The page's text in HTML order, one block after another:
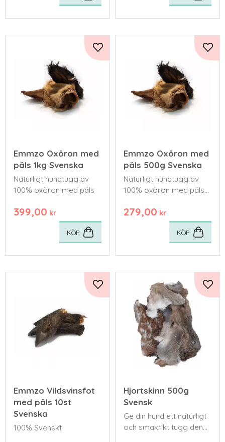
Emmzo Oxöron med
päls 1kg Svenska
Naturligt hundtugg av
100% oxöron med päls
399,00 kr
Lägg till i favoriter
KÖP
Emmzo Oxöron med
päls 500g Svenska
Naturligt hundtugg av
100% oxöron med päls
279,00 kr
KÖP
Emmzo Vildsvinsfot
med päls 10st
Svenska
100% Svenskt
Lägg till i favoriter
Hjortskinn 500g
Svensk
​Ge din hund ett naturligt
och smakrikt tugg den